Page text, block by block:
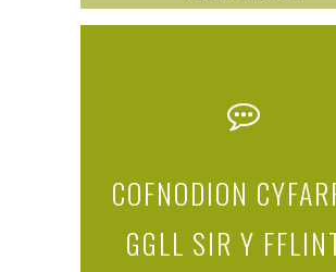
COFNODION
GGLL SIR Y